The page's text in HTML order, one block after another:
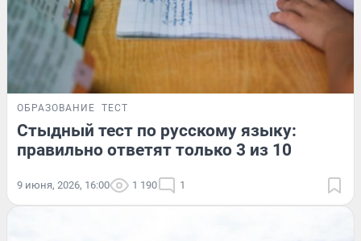
ОБРАЗОВАНИЕ ТЕСТ
Стыдный тест по русскому языку:
правильно ответят только 3 из 10
9 июня, 2026, 16:00 1 190 1